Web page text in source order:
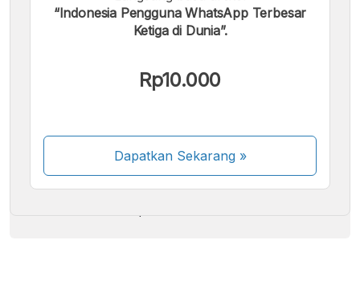
“Indonesia Pengguna WhatsApp Terbesar
Ketiga di Dunia”.
Rp10.000
Dapatkan Sekarang»
Kami menerima pembayaran berikut:
Beberapa metode pembayaran masih dalam